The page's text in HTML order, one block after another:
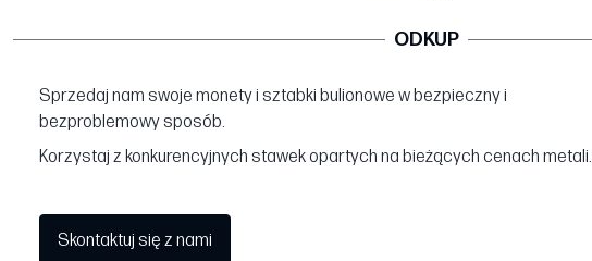
ODKUP
Sprzedaj nam swoje monety i sztabki bulionowe w bezpieczny i
bezproblemowy sposób.
Korzystaj z konkurencyjnych stawek opartych na bieżących cenach metali.
Skontaktuj się z nami